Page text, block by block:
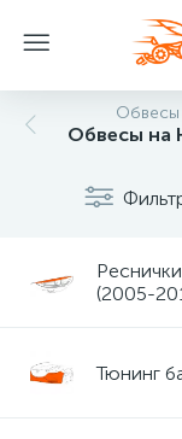
Обвесы
Обвесы на
(2005-
Тюнинг